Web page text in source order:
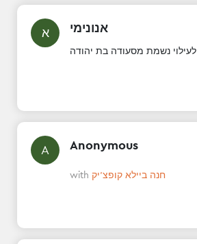
א אנונימי
לעילוי נשמת מסעודה בת יהודה
A Anonymous
with חנה ביילא קופצ'יק